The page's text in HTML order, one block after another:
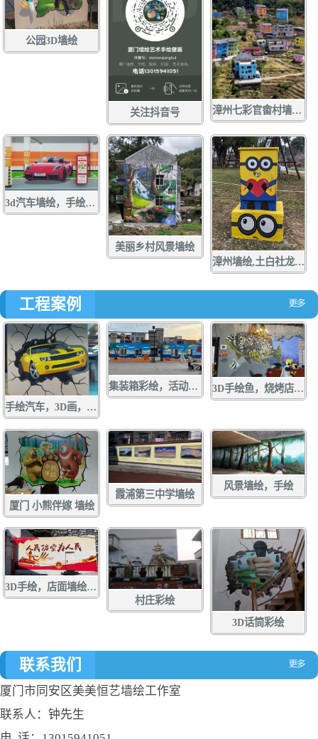
公园3D墙绘
关注抖音号 漳州七彩官畬村墙绘，手绘，壁画，彩绘
3d汽车墙绘，手绘，壁画，彩绘
美丽乡村风景墙绘
漳州墙绘,土白社龙舟文化中心墙绘，龙江游手绘，亲水营地彩绘，龙江岁月壁画,配电箱彩绘，手绘，壁画，涂鸦
工程案例
手绘汽车，3D画，墙绘，壁画，彩绘
集装箱彩绘，活动板房手绘，货箱涂鸦，墙绘，壁画 3D手绘鱼，烧烤店墙绘，店面涂鸦，立体画彩绘
厦门 小熊伴嫁 墙绘
霞浦第三中学墙绘
风景墙绘，手绘
3D手绘，店面墙绘，店面涂鸦，立体画彩绘，壁画
村庄彩绘
3D话筒彩绘
联系我们
厦门市同安区美美恒艺墙绘工作室
联系人：钟先生